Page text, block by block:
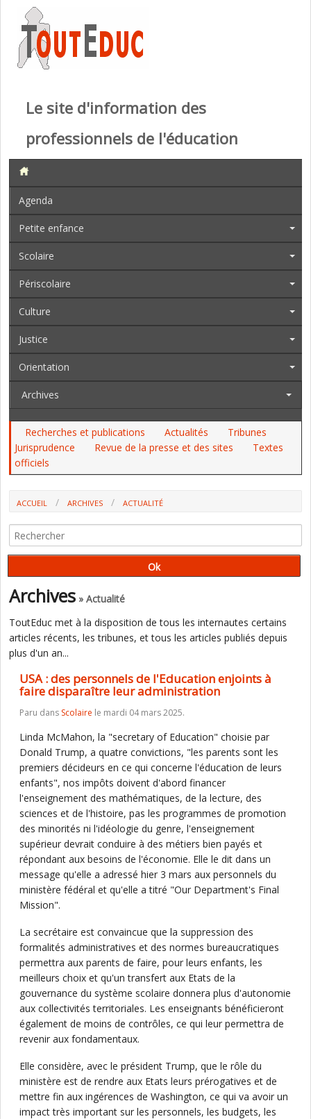
Le site d'information des
professionnels de l'éducation
Agenda
Petite enfance
Scolaire
Périscolaire
Culture
Justice
Orientation
Archives
Recherches et publications Actualités
Tribunes
Jurisprudence
Revue de la presse et des sites
Textes
officiels
ACCUEIL ARCHIVES
ACTUALITÉ
DISPARAÎTRE LEUR ADMINISTRATION
Archives » Actualité
ToutEduc met à la disposition de tous les internautes certains
articles récents, les tribunes, et tous les articles publiés depuis
plus d'un an...
USA : des personnels de l'Education enjoints à
faire disparaître leur administration
Paru dans Scolaire le mardi 04 mars 2025.
Linda McMahon, la "secretary of Education" choisie par
Donald Trump, a quatre convictions, "les parents sont les
premiers décideurs en ce qui concerne l'éducation de leurs
enfants", nos impôts doivent d'abord financer
l'enseignement des mathématiques, de la lecture, des
sciences et de l'histoire, pas les programmes de promotion
des minorités ni l'idéologie du genre, l'enseignement
supérieur devrait conduire à des métiers bien payés et
répondant aux besoins de l'économie. Elle le dit dans un
message qu'elle a adressé hier 3 mars aux personnels du
ministère fédéral et qu'elle a titré "Our Department's Final
Mission".
La secrétaire est convaincue que la suppression des
formalités administratives et des normes bureaucratiques
permettra aux parents de faire, pour leurs enfants, les
meilleurs choix et qu'un transfert aux Etats de la
gouvernance du système scolaire donnera plus d'autonomie
aux collectivités territoriales. Les enseignants bénéficieront
également de moins de contrôles, ce qui leur permettra de
revenir aux fondamentaux.
Elle considère, avec le président Trump, que le rôle du
ministère est de rendre aux Etats leurs prérogatives et de
mettre fin aux ingérences de Washington, ce qui va avoir un
impact très important sur les personnels, les budgets, les